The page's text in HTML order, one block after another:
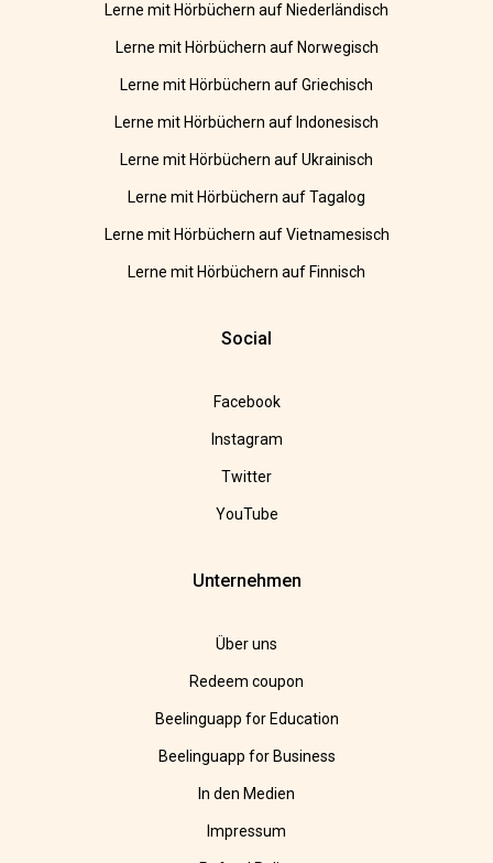
Lerne mit Hörbüchern auf Niederländisch
Lerne mit Hörbüchern auf Norwegisch
Lerne mit Hörbüchern auf Griechisch
Lerne mit Hörbüchern auf Indonesisch
Lerne mit Hörbüchern auf Ukrainisch
Lerne mit Hörbüchern auf Tagalog
Lerne mit Hörbüchern auf Vietnamesisch
Lerne mit Hörbüchern auf Finnisch
Social
Facebook
Instagram
Twitter
YouTube
Unternehmen
Über uns
Redeem coupon
Beelinguapp for Education
Beelinguapp for Business
In den Medien
Impressum